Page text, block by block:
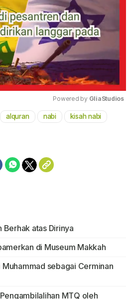
Mute
Powered by GliaStudios
alquran nabi kisah nabi
atas Dirinya
di Museum Makkah
sebagai Cerminan
MTQ oleh